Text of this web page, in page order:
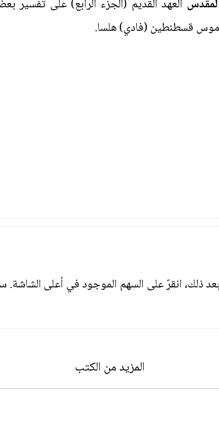
العهد القديم (الجزء الرابع) على تفسير
قسطنطين (فادي) هلسا.
ذلك، انقرّ على السهم الموجود في أعلى
المزيد من الكتب